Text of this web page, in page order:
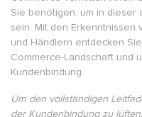
Sie benötigen, um in dieser
sein. Mit den
und Händlern entdecken
Commerce-Landschaft und
Kundenbindung.
Um den vollständigen
der Kundenbindung zu